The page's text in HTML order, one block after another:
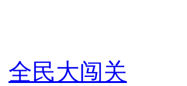
全民大闯关